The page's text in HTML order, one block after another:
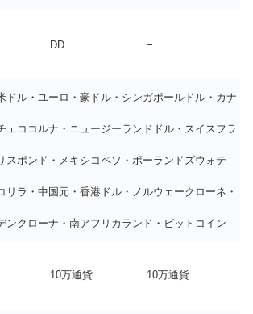
DD −
ドル・ユーロ・豪ドル・シンガポールドル・カナ
ェココルナ・ニュージーランドドル・スイスフラ
スポンド・メキシコペソ・ポーランドズウォテ
リラ・中国元・香港ドル・ノルウェークローネ・
ンクローナ・南アフリカランド・ビットコイン
10万通貨 10万通貨